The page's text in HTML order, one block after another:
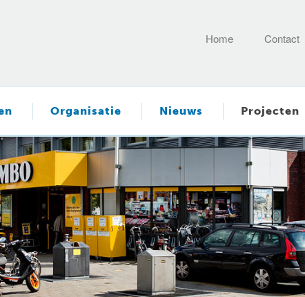
Home Contact
Organisatie Nieuws Projecten